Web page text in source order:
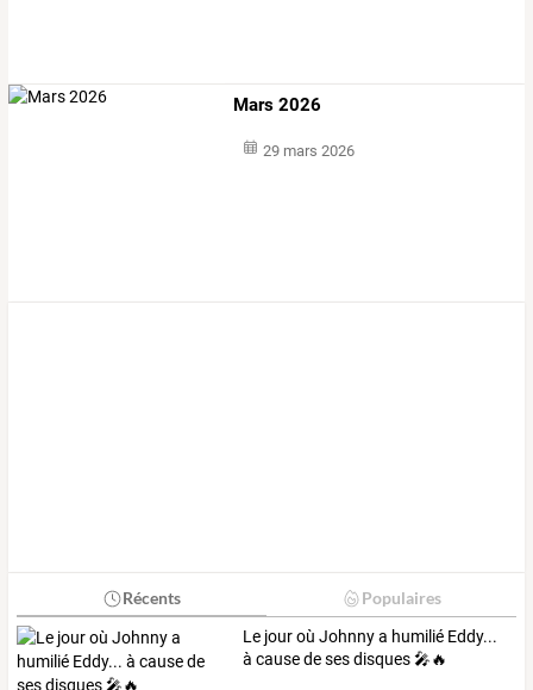
Mars 2026
29 mars 2026
Récents Populaires
Le jour où Johnny a humilié Eddy...
à cause de ses disques 🎤🔥